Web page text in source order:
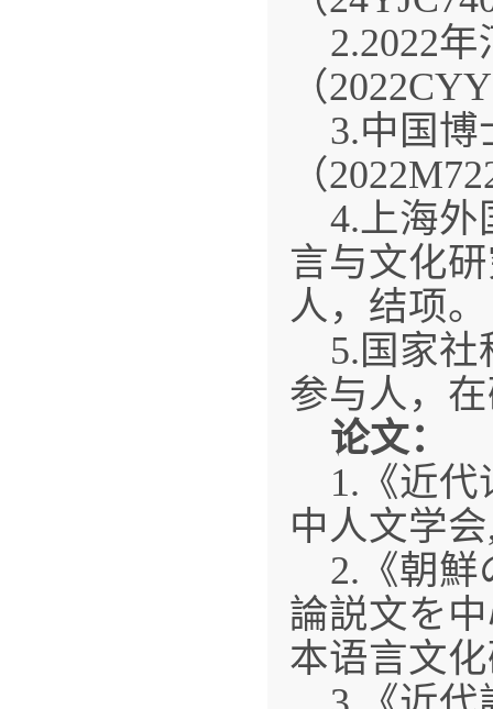
2.2022
（
3.中国博
（
4.上海
言与文化
人，结项。
5.国家
参与人，
论文：
1.《近代
中人文学
2.《朝
論説文を
本语言文